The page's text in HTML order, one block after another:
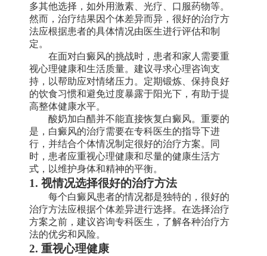
多其他选择，如外用激素、光疗、口服药物等。
然而，治疗结果因个体差异而异，很好的治疗方
法应根据患者的具体情况由医生进行评估和制
定。
在面对白癜风的挑战时，患者和家人需要重
视心理健康和生活质量。建议寻求心理咨询支
持，以帮助应对情绪压力。定期锻炼、保持良好
的饮食习惯和避免过度暴露于阳光下，有助于提
高整体健康水平。
酸奶加白醋并不能直接恢复白癜风。重要的
是，白癜风的治疗需要在专科医生的指导下进
行，并结合个体情况制定很好的治疗方案。同
时，患者应重视心理健康和尽量的健康生活方
式，以维护身体和精神的平衡。
1. 视情况选择很好的治疗方法
每个白癜风患者的情况都是独特的，很好的
治疗方法应根据个体差异进行选择。在选择治疗
方案之前，建议咨询专科医生，了解各种治疗方
法的优劣和风险。
2. 重视心理健康